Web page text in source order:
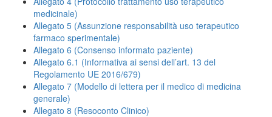
medicinale)
Allegato 5 (Assunzione responsabilità uso terapeutico
farmaco sperimentale)
Allegato 6 (Consenso informato paziente)
Allegato 6.1 (Informativa ai sensi dell’art. 13 del
Regolamento UE 2016/679)
Allegato 7 (Modello di lettera per il medico di medicina
generale)
Allegato 8 (Resoconto Clinico)